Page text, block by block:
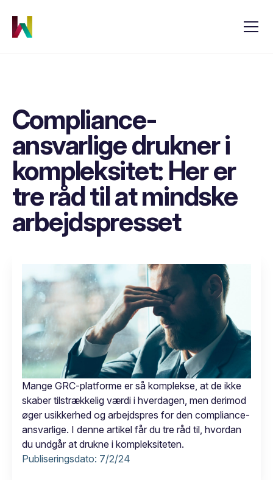
Compliance-
ansvarlige drukner i
kompleksitet: Her er
tre råd til at mindske
arbejdspresset
Mange GRC-platforme er så komplekse, at de ikke
skaber tilstrækkelig værdi i hverdagen, men derimod
øger usikkerhed og arbejdspres for den compliance-
ansvarlige. I denne artikel får du tre råd til, hvordan
du undgår at drukne i kompleksiteten.
Publiseringsdato: 7/2/24